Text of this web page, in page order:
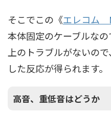
そこでこの《エレコム
本体固定のケーブルな
上のトラブルがないの
した反応が得られます。
高音、重低音はどうか